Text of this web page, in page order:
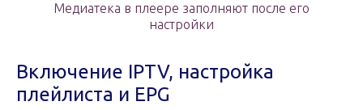
Медиатека в плеере заполняют после его
настройки
Включение IPTV, настройка
плейлиста и EPG